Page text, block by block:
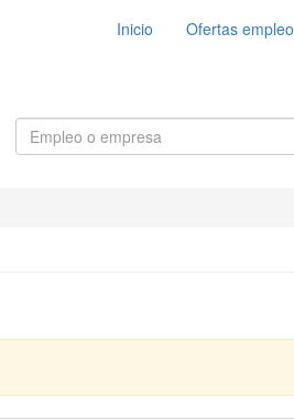
Inicio Ofertas empleo